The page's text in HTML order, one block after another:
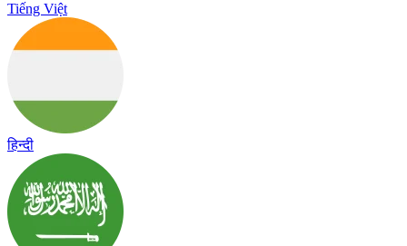
Tiếng Việt
हिन्दी